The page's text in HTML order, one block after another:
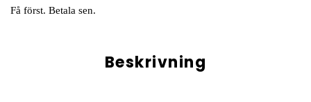
Få först. Betala sen.
Beskrivning